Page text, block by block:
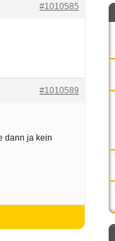
#1010585
#1010589
dann ja kein